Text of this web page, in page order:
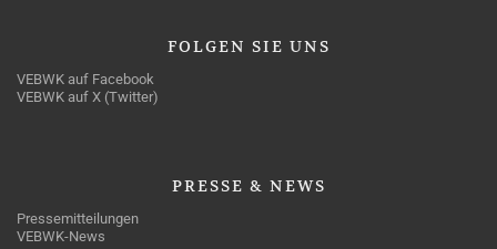
FOLGEN SIE UNS
VEBWK auf Facebook
VEBWK auf X (Twitter)
PRESSE & NEWS
Pressemitteilungen
VEBWK-News